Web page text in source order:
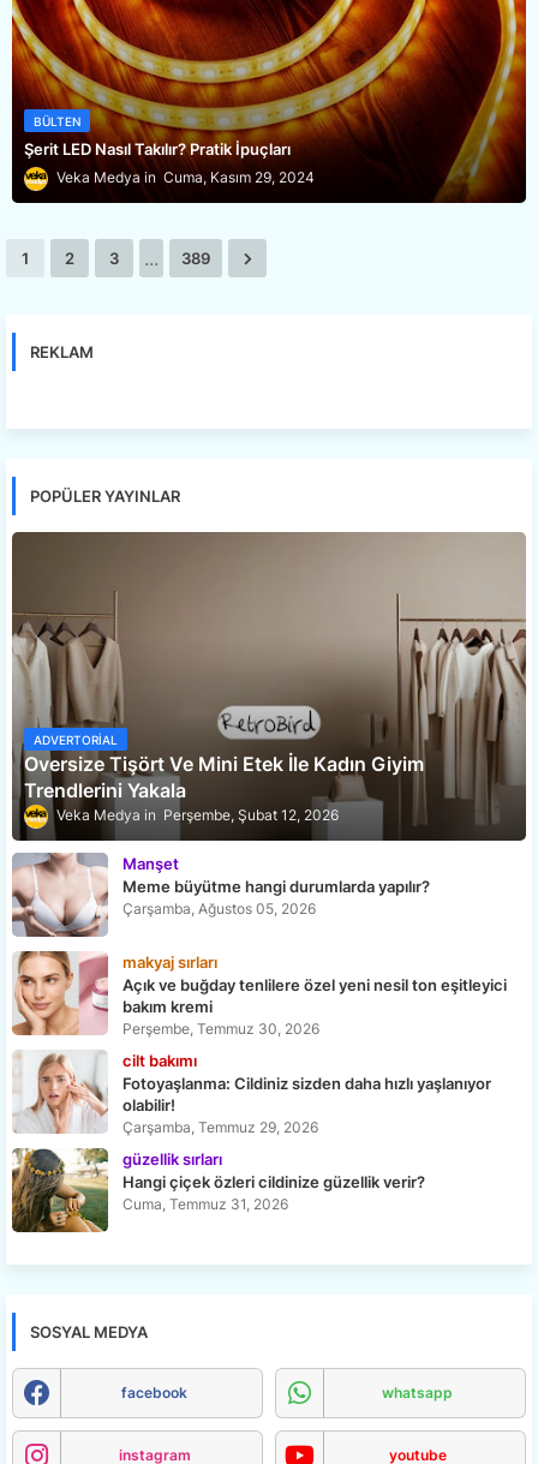
BÜLTEN
Şerit LED Nasıl Takılır? Pratik İpuçları
Veka Medya Cuma, Kasım 29, 2024
1 2 3 ... 389
REKLAM
POPÜLER YAYINLAR
ADVERTORIAL
Oversize Tişört Ve Mini Etek İle Kadın Giyim
Trendlerini Yakala
Veka Medya Perşembe, Şubat 12, 2026
Manşet
Meme büyütme hangi durumlarda yapılır?
Çarşamba, Ağustos 05, 2026
makyaj sırları
Açık ve buğday tenlilere özel yeni nesil ton eşitleyici
bakım kremi
Perşembe, Temmuz 30, 2026
cilt bakımı
Fotoyaşlanma: Cildiniz sizden daha hızlı yaşlanıyor
olabilir!
Çarşamba, Temmuz 29, 2026
güzellik sırları
Hangi çiçek özleri cildinize güzellik verir?
Cuma, Temmuz 31, 2026
SOSYAL MEDYA
facebook whatsapp
instagram youtube